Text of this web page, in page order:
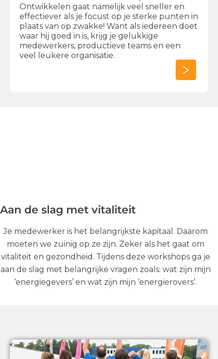
Ontwikkelen gaat namelijk veel sneller en
effectiever als je focust op je sterke punten in
plaats van op zwakke! Want als iedereen doet
waar hij goed in is, krijg je gelukkige
medewerkers, productieve teams en een
veel leukere organisatie.
Aan de slag met vitaliteit
Je medewerker is het belangrijkste kapitaal. Daarom
moeten we zuinig op ze zijn. Zeker als het gaat om
vitaliteit en gezondheid. Tijdens deze workshops ga je
aan de slag met belangrijke vragen zoals: wat zijn mijn
‘energiegevers’ en wat zijn mijn ‘energierovers’.